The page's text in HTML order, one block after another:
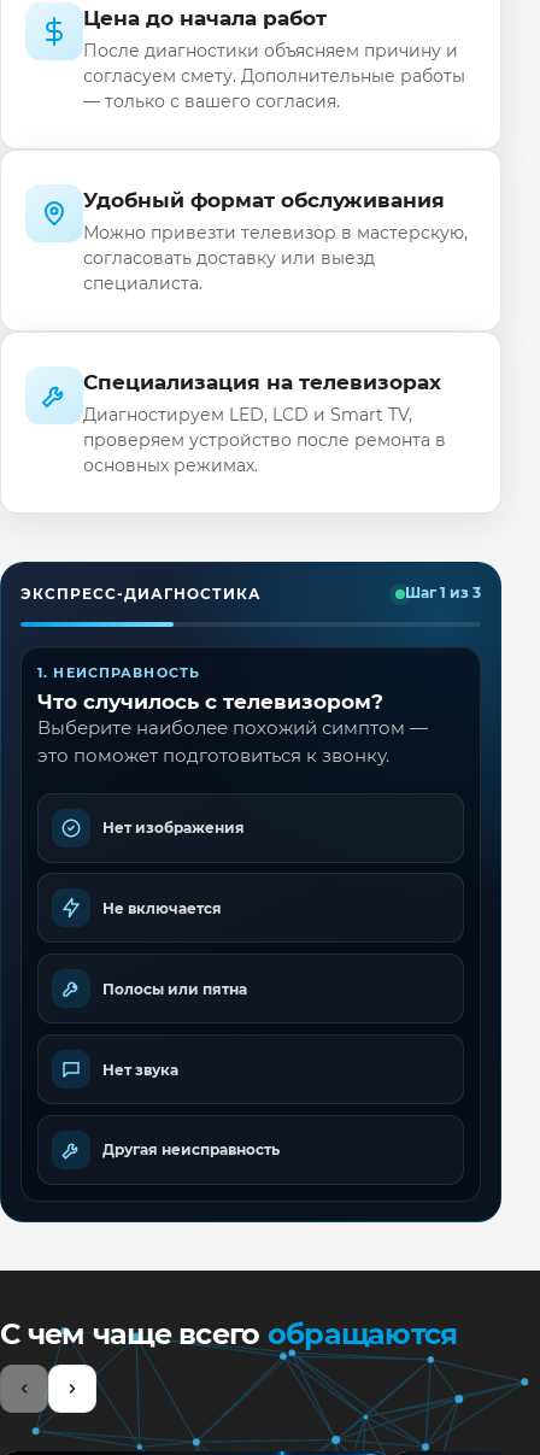
Цена до начала работ
После диагностики объясняем причину и
согласуем смету. Дополнительные работы
— только с вашего согласия.
Удобный формат обслуживания
Можно привезти телевизор в мастерскую,
согласовать доставку или выезд
специалиста.
Специализация на телевизорах
Диагностируем LED, LCD и Smart TV,
проверяем устройство после ремонта в
основных режимах.
ЭКСПРЕСС-ДИАГНОСТИКА Шаг 1 из 3
1. НЕИСПРАВНОСТЬ
Что случилось с телевизором?
Выберите наиболее похожий симптом —
это поможет подготовиться к звонку.
Нет изображения
Не включается
Полосы или пятна
Нет звука
Другая неисправность
С чем чаще всего обращаются